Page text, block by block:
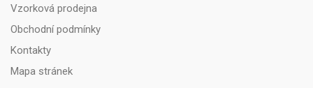
Vzorková prodejna
Obchodní podmínky
Kontakty
Mapa stránek